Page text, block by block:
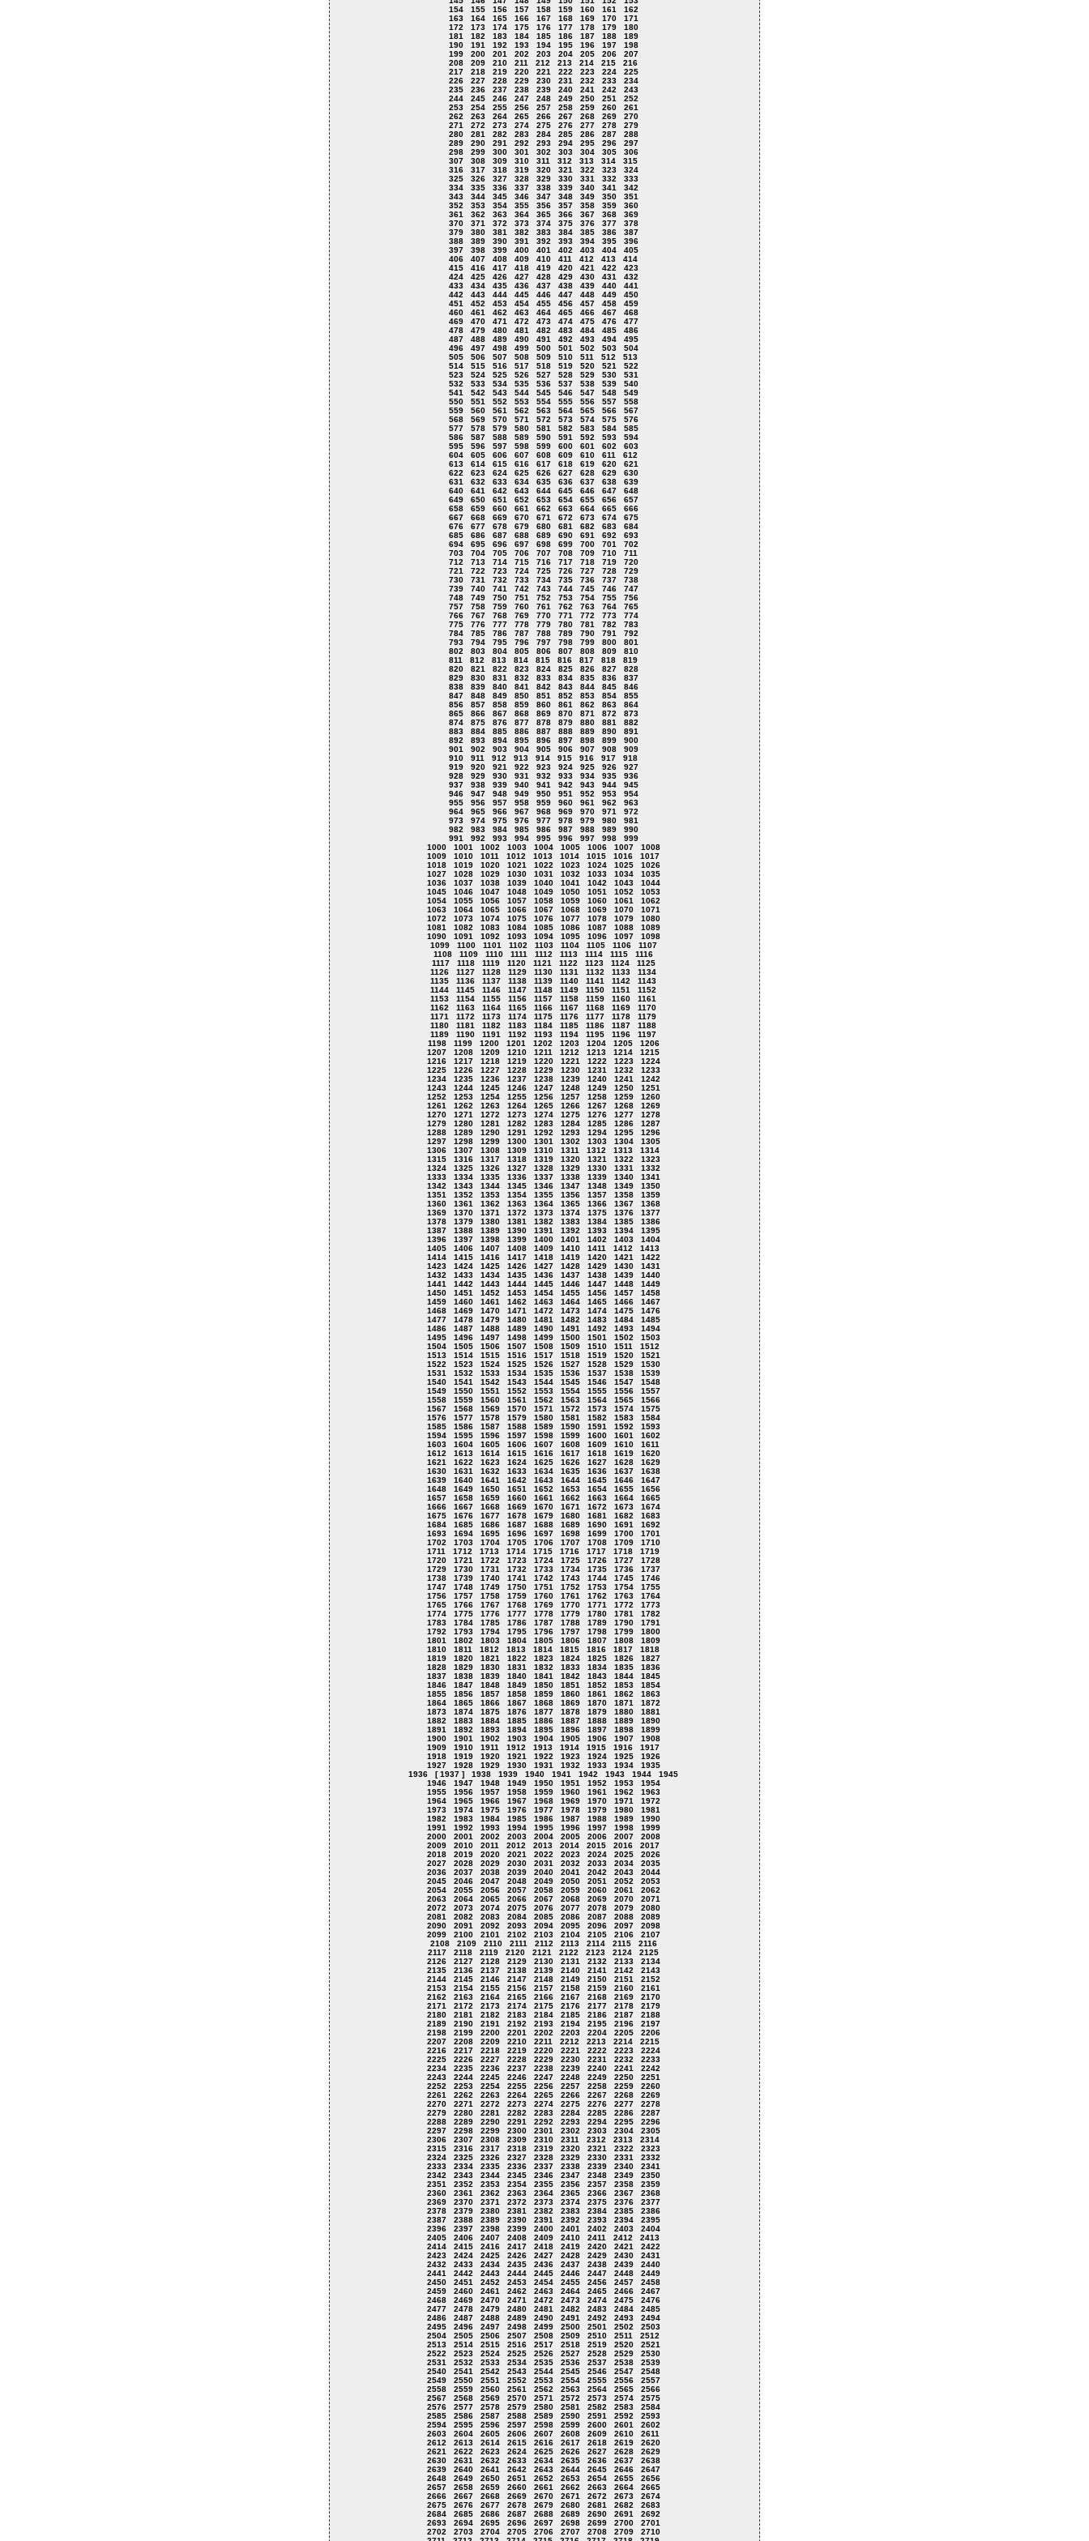
154
155 156 157 158 159 160 161
162
163
164 165 166 167 168 169 170
171
172
173 174 175 176 177 178 179
180
181
182 183 184 185 186 187 188
189
190
191 192 193 194 195 196 197
198
199
200 201 202 203 204 205 206
207
208
209 210 211 212 213 214 215
216
217
218 219 220 221 222 223 224
225
226
227 228 229 230 231 232 233
234
235
236 237 238 239 240 241 242
243
244
245 246 247 248 249 250 251
252
253
254 255 256 257 258 259 260
261
262
263 264 265 266 267 268 269
270
271
272 273 274 275 276 277 278
279
280
281 282 283 284 285 286 287
288
289
290 291 292 293 294 295 296
297
298
299 300 301 302 303 304 305
306
307
308 309 310 311 312 313 314
315
316
317 318 319 320 321 322 323
324
325
326 327 328 329 330 331 332
333
334
335 336 337 338 339 340 341
342
343
344 345 346 347 348 349 350
351
352
353 354 355 356 357 358 359
360
361
362 363 364 365 366 367 368
369
370
371 372 373 374 375 376 377
378
379
380 381 382 383 384 385 386
387
388
389 390 391 392 393 394 395
396
397
398 399 400 401 402 403 404
405
406
407 408 409 410 411 412 413
414
415
416 417 418 419 420 421 422
423
424
425 426 427 428 429 430 431
432
433
434 435 436 437 438 439 440
441
442
443 444 445 446 447 448 449
450
451
452 453 454 455 456 457 458
459
460
461 462 463 464 465 466 467
468
469
470 471 472 473 474 475 476
477
478
479 480 481 482 483 484 485
486
487
488 489 490 491 492 493 494
495
496
497 498 499 500 501 502 503
504
505
506 507 508 509 510 511 512
513
514
515 516 517 518 519 520 521
522
523
524 525 526 527 528 529 530
531
532
533 534 535 536 537 538 539
540
541
542 543 544 545 546 547 548
549
550
551 552 553 554 555 556 557
558
559
560 561 562 563 564 565 566
567
568
569 570 571 572 573 574 575
576
577
578 579 580 581 582 583 584
585
586
587 588 589 590 591 592 593
594
595
596 597 598 599 600 601 602
603
604
605 606 607 608 609 610 611
612
613
614 615 616 617 618 619 620
621
622
623 624 625 626 627 628 629
630
631
632 633 634 635 636 637 638
639
640
641 642 643 644 645 646 647
648
649
650 651 652 653 654 655 656
657
658
659 660 661 662 663 664 665
666
667
668 669 670 671 672 673 674
675
676
677 678 679 680 681 682 683
684
685
686 687 688 689 690 691 692
693
694
695 696 697 698 699 700 701
702
703
704 705 706 707 708 709 710
711
712
713 714 715 716 717 718 719
720
721
722 723 724 725 726 727 728
729
730
731 732 733 734 735 736 737
738
739
740 741 742 743 744 745 746
747
748
749 750 751 752 753 754 755
756
757
758 759 760 761 762 763 764
765
766
767 768 769 770 771 772 773
774
775
776 777 778 779 780 781 782
783
784
785 786 787 788 789 790 791
792
793
794 795 796 797 798 799 800
801
802
803 804 805 806 807 808 809
810
811
812 813 814 815 816 817 818
819
820
821 822 823 824 825 826 827
828
829
830 831 832 833 834 835 836
837
838
839 840 841 842 843 844 845
846
847
848 849 850 851 852 853 854
855
856
857 858 859 860 861 862 863
864
865
866 867 868 869 870 871 872
873
874
875 876 877 878 879 880 881
882
883
884 885 886 887 888 889 890
891
892
893 894 895 896 897 898 899
900
901
902 903 904 905 906 907 908
909
910
911 912 913 914 915 916 917
918
919
920 921 922 923 924 925 926
927
928
929 930 931 932 933 934 935
936
937
938 939 940 941 942 943 944
945
946
947 948 949 950 951 952 953
954
955
956 957 958 959 960 961 962
963
964
965 966 967 968 969 970 971
972
973
974 975 976 977 978 979 980
981
982
983 984 985 986 987 988 989
990
991
992 993 994 995 996 997 998
999
1000
1001 1002 1003 1004 1005 1006 1007
1008
1009
1010 1011 1012 1013 1014 1015 1016
1017
1018
1019 1020 1021 1022 1023 1024 1025
1026
1027
1028 1029 1030 1031 1032 1033 1034
1035
1036
1037 1038 1039 1040 1041 1042 1043
1044
1045
1046 1047 1048 1049 1050 1051 1052
1053
1054
1055 1056 1057 1058 1059 1060 1061
1062
1063
1064 1065 1066 1067 1068 1069 1070
1071
1072
1073 1074 1075 1076 1077 1078 1079
1080
1081
1082 1083 1084 1085 1086 1087 1088
1089
1090
1091 1092 1093 1094 1095 1096 1097
1098
1099
1100 1101 1102 1103 1104 1105 1106
1107
1108
1109 1110 1111 1112 1113 1114 1115
1116
1117
1118 1119 1120 1121 1122 1123 1124
1125
1126
1127 1128 1129 1130 1131 1132 1133
1134
1135
1136 1137 1138 1139 1140 1141 1142
1143
1144
1145 1146 1147 1148 1149 1150 1151
1152
1153
1154 1155 1156 1157 1158 1159 1160
1161
1162
1163 1164 1165 1166 1167 1168 1169
1170
1171
1172 1173 1174 1175 1176 1177 1178
1179
1180
1181 1182 1183 1184 1185 1186 1187
1188
1189
1190 1191 1192 1193 1194 1195 1196
1197
1198
1199 1200 1201 1202 1203 1204 1205
1206
1207
1208 1209 1210 1211 1212 1213 1214
1215
1216
1217 1218 1219 1220 1221 1222 1223
1224
1225
1226 1227 1228 1229 1230 1231 1232
1233
1234
1235 1236 1237 1238 1239 1240 1241
1242
1243
1244 1245 1246 1247 1248 1249 1250
1251
1252
1253 1254 1255 1256 1257 1258 1259
1260
1261
1262 1263 1264 1265 1266 1267 1268
1269
1270
1271 1272 1273 1274 1275 1276 1277
1278
1279
1280 1281 1282 1283 1284 1285 1286
1287
1288
1289 1290 1291 1292 1293 1294 1295
1296
1297
1298 1299 1300 1301 1302 1303 1304
1305
1306
1307 1308 1309 1310 1311 1312 1313
1314
1315
1316 1317 1318 1319 1320 1321 1322
1323
1324
1325 1326 1327 1328 1329 1330 1331
1332
1333
1334 1335 1336 1337 1338 1339 1340
1341
1342
1343 1344 1345 1346 1347 1348 1349
1350
1351
1352 1353 1354 1355 1356 1357 1358
1359
1360
1361 1362 1363 1364 1365 1366 1367
1368
1369
1370 1371 1372 1373 1374 1375 1376
1377
1378
1379 1380 1381 1382 1383 1384 1385
1386
1387
1388 1389 1390 1391 1392 1393 1394
1395
1396
1397 1398 1399 1400 1401 1402 1403
1404
1405
1406 1407 1408 1409 1410 1411 1412
1413
1414
1415 1416 1417 1418 1419 1420 1421
1422
1423
1424 1425 1426 1427 1428 1429 1430
1431
1432
1433 1434 1435 1436 1437 1438 1439
1440
1441
1442 1443 1444 1445 1446 1447 1448
1449
1450
1451 1452 1453 1454 1455 1456 1457
1458
1459
1460 1461 1462 1463 1464 1465 1466
1467
1468
1469 1470 1471 1472 1473 1474 1475
1476
1477
1478 1479 1480 1481 1482 1483 1484
1485
1486
1487 1488 1489 1490 1491 1492 1493
1494
1495
1496 1497 1498 1499 1500 1501 1502
1503
1504
1505 1506 1507 1508 1509 1510 1511
1512
1513
1514 1515 1516 1517 1518 1519 1520
1521
1522
1523 1524 1525 1526 1527 1528 1529
1530
1531
1532 1533 1534 1535 1536 1537 1538
1539
1540
1541 1542 1543 1544 1545 1546 1547
1548
1549
1550 1551 1552 1553 1554 1555 1556
1557
1558
1559 1560 1561 1562 1563 1564 1565
1566
1567
1568 1569 1570 1571 1572 1573 1574
1575
1576
1577 1578 1579 1580 1581 1582 1583
1584
1585
1586 1587 1588 1589 1590 1591 1592
1593
1594
1595 1596 1597 1598 1599 1600 1601
1602
1603
1604 1605 1606 1607 1608 1609 1610
1611
1612
1613 1614 1615 1616 1617 1618 1619
1620
1621
1622 1623 1624 1625 1626 1627 1628
1629
1630
1631 1632 1633 1634 1635 1636 1637
1638
1639
1640 1641 1642 1643 1644 1645 1646
1647
1648
1649 1650 1651 1652 1653 1654 1655
1656
1657
1658 1659 1660 1661 1662 1663 1664
1665
1666
1667 1668 1669 1670 1671 1672 1673
1674
1675
1676 1677 1678 1679 1680 1681 1682
1683
1684
1685 1686 1687 1688 1689 1690 1691
1692
1693
1694 1695 1696 1697 1698 1699 1700
1701
1702
1703 1704 1705 1706 1707 1708 1709
1710
1711
1712 1713 1714 1715 1716 1717 1718
1719
1720
1721 1722 1723 1724 1725 1726 1727
1728
1729
1730 1731 1732 1733 1734 1735 1736
1737
1738
1739 1740 1741 1742 1743 1744 1745
1746
1747
1748 1749 1750 1751 1752 1753 1754
1755
1756
1757 1758 1759 1760 1761 1762 1763
1764
1765
1766 1767 1768 1769 1770 1771 1772
1773
1774
1775 1776 1777 1778 1779 1780 1781
1782
1783
1784 1785 1786 1787 1788 1789 1790
1791
1792
1793 1794 1795 1796 1797 1798 1799
1800
1801
1802 1803 1804 1805 1806 1807 1808
1809
1810
1811 1812 1813 1814 1815 1816 1817
1818
1819
1820 1821 1822 1823 1824 1825 1826
1827
1828
1829 1830 1831 1832 1833 1834 1835
1836
1837
1838 1839 1840 1841 1842 1843 1844
1845
1846
1847 1848 1849 1850 1851 1852 1853
1854
1855
1856 1857 1858 1859 1860 1861 1862
1863
1864
1865 1866 1867 1868 1869 1870 1871
1872
1873
1874 1875 1876 1877 1878 1879 1880
1881
1882
1883 1884 1885 1886 1887 1888 1889
1890
1891
1892 1893 1894 1895 1896 1897 1898
1899
1900
1901 1902 1903 1904 1905 1906 1907
1908
1909
1910 1911 1912 1913 1914 1915 1916
1917
1918
1919 1920 1921 1922 1923 1924 1925
1926
1927
1928 1929 1930 1931 1932 1933 1934
1935
1936
[ 1937 ] 1938 1939 1940 1941 1942 1943 1944
1945
1946
1947 1948 1949 1950 1951 1952 1953
1954
1955
1956 1957 1958 1959 1960 1961 1962
1963
1964
1965 1966 1967 1968 1969 1970 1971
1972
1973
1974 1975 1976 1977 1978 1979 1980
1981
1982
1983 1984 1985 1986 1987 1988 1989
1990
1991
1992 1993 1994 1995 1996 1997 1998
1999
2000
2001 2002 2003 2004 2005 2006 2007
2008
2009
2010 2011 2012 2013 2014 2015 2016
2017
2018
2019 2020 2021 2022 2023 2024 2025
2026
2027
2028 2029 2030 2031 2032 2033 2034
2035
2036
2037 2038 2039 2040 2041 2042 2043
2044
2045
2046 2047 2048 2049 2050 2051 2052
2053
2054
2055 2056 2057 2058 2059 2060 2061
2062
2063
2064 2065 2066 2067 2068 2069 2070
2071
2072
2073 2074 2075 2076 2077 2078 2079
2080
2081
2082 2083 2084 2085 2086 2087 2088
2089
2090
2091 2092 2093 2094 2095 2096 2097
2098
2099
2100 2101 2102 2103 2104 2105 2106
2107
2108
2109 2110 2111 2112 2113 2114 2115
2116
2117
2118 2119 2120 2121 2122 2123 2124
2125
2126
2127 2128 2129 2130 2131 2132 2133
2134
2135
2136 2137 2138 2139 2140 2141 2142
2143
2144
2145 2146 2147 2148 2149 2150 2151
2152
2153
2154 2155 2156 2157 2158 2159 2160
2161
2162
2163 2164 2165 2166 2167 2168 2169
2170
2171
2172 2173 2174 2175 2176 2177 2178
2179
2180
2181 2182 2183 2184 2185 2186 2187
2188
2189
2190 2191 2192 2193 2194 2195 2196
2197
2198
2199 2200 2201 2202 2203 2204 2205
2206
2207
2208 2209 2210 2211 2212 2213 2214
2215
2216
2217 2218 2219 2220 2221 2222 2223
2224
2225
2226 2227 2228 2229 2230 2231 2232
2233
2234
2235 2236 2237 2238 2239 2240 2241
2242
2243
2244 2245 2246 2247 2248 2249 2250
2251
2252
2253 2254 2255 2256 2257 2258 2259
2260
2261
2262 2263 2264 2265 2266 2267 2268
2269
2270
2271 2272 2273 2274 2275 2276 2277
2278
2279
2280 2281 2282 2283 2284 2285 2286
2287
2288
2289 2290 2291 2292 2293 2294 2295
2296
2297
2298 2299 2300 2301 2302 2303 2304
2305
2306
2307 2308 2309 2310 2311 2312 2313
2314
2315
2316 2317 2318 2319 2320 2321 2322
2323
2324
2325 2326 2327 2328 2329 2330 2331
2332
2333
2334 2335 2336 2337 2338 2339 2340
2341
2342
2343 2344 2345 2346 2347 2348 2349
2350
2351
2352 2353 2354 2355 2356 2357 2358
2359
2360
2361 2362 2363 2364 2365 2366 2367
2368
2369
2370 2371 2372 2373 2374 2375 2376
2377
2378
2379 2380 2381 2382 2383 2384 2385
2386
2387
2388 2389 2390 2391 2392 2393 2394
2395
2396
2397 2398 2399 2400 2401 2402 2403
2404
2405
2406 2407 2408 2409 2410 2411 2412
2413
2414
2415 2416 2417 2418 2419 2420 2421
2422
2423
2424 2425 2426 2427 2428 2429 2430
2431
2432
2433 2434 2435 2436 2437 2438 2439
2440
2441
2442 2443 2444 2445 2446 2447 2448
2449
2450
2451 2452 2453 2454 2455 2456 2457
2458
2459
2460 2461 2462 2463 2464 2465 2466
2467
2468
2469 2470 2471 2472 2473 2474 2475
2476
2477
2478 2479 2480 2481 2482 2483 2484
2485
2486
2487 2488 2489 2490 2491 2492 2493
2494
2495
2496 2497 2498 2499 2500 2501 2502
2503
2504
2505 2506 2507 2508 2509 2510 2511
2512
2513
2514 2515 2516 2517 2518 2519 2520
2521
2522
2523 2524 2525 2526 2527 2528 2529
2530
2531
2532 2533 2534 2535 2536 2537 2538
2539
2540
2541 2542 2543 2544 2545 2546 2547
2548
2549
2550 2551 2552 2553 2554 2555 2556
2557
2558
2559 2560 2561 2562 2563 2564 2565
2566
2567
2568 2569 2570 2571 2572 2573 2574
2575
2576
2577 2578 2579 2580 2581 2582 2583
2584
2585
2586 2587 2588 2589 2590 2591 2592
2593
2594
2595 2596 2597 2598 2599 2600 2601
2602
2603
2604 2605 2606 2607 2608 2609 2610
2611
2612
2613 2614 2615 2616 2617 2618 2619
2620
2621
2622 2623 2624 2625 2626 2627 2628
2629
2630
2631 2632 2633 2634 2635 2636 2637
2638
2639
2640 2641 2642 2643 2644 2645 2646
2647
2648
2649 2650 2651 2652 2653 2654 2655
2656
2657
2658 2659 2660 2661 2662 2663 2664
2665
2666
2667 2668 2669 2670 2671 2672 2673
2674
2675
2676 2677 2678 2679 2680 2681 2682
2683
2684
2685 2686 2687 2688 2689 2690 2691
2692
2693
2694 2695 2696 2697 2698 2699 2700
2701
2702
2703 2704 2705 2706 2707 2708 2709
2710